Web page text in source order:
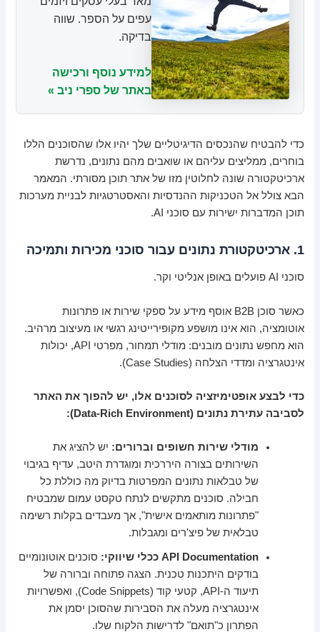
עפים על הספר. שווה
בדיקה.
למידע נוסף ורכישה
באתר של ספרי ניב »
כדי להבטיח שהנכסים הדיגיטליים שלך יהיו אלו שהסוכנים הללו
בוחרים, ממליצים עליהם או שואבים מהם נתונים, נדרשת
ארכיטקטורה שונה לחלוטין מזו של אתר תוכן מסורתי. המאמר
הבא צולל אל הטכניקות ההנדסיות והאסטרטגיות לבניית מערכות
תוכן המדברות ישירות עם סוכני AI.
1. ארכיטקטורת נתונים עבור סוכני מכירות ותמיכה
סוכני AI פועלים באופן אנליטי וקר.
כאשר סוכן B2B אוסף מידע על ספקי שירות או פתרונות
אוטומציה, הוא אינו מושפע מקופירייטינג רגשי או מעיצוב מרהיב.
הוא מחפש נתונים מובנים: מודלי תמחור, מפרטי API, יכולות
אינטגרציה ומדדי הצלחה (Case Studies).
כדי לבצע אופטימיזציה לסוכנים אלו, יש להפוך את האתר
לסביבה עתירת נתונים (Data-Rich Environment):
מודלי שירות חשופים וברורים: יש להציג את
השירותים בצורה היררכית ומוגדרת היטב, עדיף בגיבוי
של טבלאות נתונים המפרטות בדיוק מה כוללת כל
חבילה. סוכנים מתקשים לנתח טקסט עמום שמבטיח
"פתרונות מותאמים אישית", אך מעבדים בקלות רשימה
טבלאית של פיצ'רים ומגבלות.
API Documentation ככלי שיווקי:
סוכנים אוטונומיים
בודקים היתכנות טכנית. הצגה פתוחה וברורה של
תיעוד ה-API, קטעי קוד (Code Snippets), ואפשרויות
אינטגרציה מעלה את הסבירות שהסוכן יסמן את
הפתרון כ"תואם" לדרישות הלקוח שלו.